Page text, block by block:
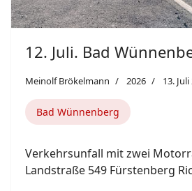
12. Juli. Bad
Meinolf Brökelmann 2026 13.
Bad Wünnenberg
Verkehrsunfall mit zwei
Landstraße 549 Fürstenberg